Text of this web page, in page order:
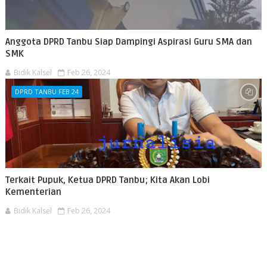
Anggota DPRD Tanbu Siap Dampingi Aspirasi Guru SMA dan
SMK
Bidik Kalsel Feb 26, 2024
DPRD TANBU FEB 24
Terkait Pupuk, Ketua DPRD Tanbu; Kita Akan Lobi
Kementerian
Bidik Kalsel Feb 26, 2024